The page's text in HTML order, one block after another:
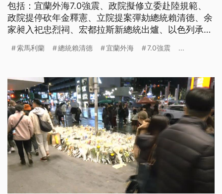
包括：宜蘭外海7.0強震、政院擬修立委赴陸規範、
政院提停砍年金釋憲、立院提案彈劾總統賴清德、余
家昶入祀忠烈祠、宏都拉斯新總統出爐、以色列承認
索馬利蘭 總統賴清德 宜蘭外海 7.0強震 ...